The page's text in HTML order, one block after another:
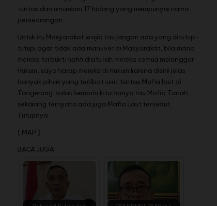
tuntas dan umumkan 17 bidang yang mempunyai nama
perseorangan.
Untuk itu Masyarakat wajib tau jangan ada yang ditutup-
tutupi agar tidak ada manuver di Masyarakat, bila mana
mereka terbukti nahh disitu lah mereka semua melanggar
Hukum, saya harap mereka di Hukum karena disini jelas
banyak pihak yang terlibat usut tuntas Mafia laut di
Tangerang, kalau kemarin kita hanya tau Mafia Tanah
sekarang ternyata ada juga Mafia Laut tersebut,
Tutupnya.
( MAP )
BACA JUGA